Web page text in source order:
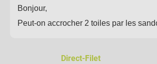
Bonjour,
Peut-on accrocher 2 toiles par les
Direct-Filet